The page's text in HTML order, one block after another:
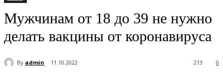
Мужчинам от 18 до 39 не нужно
делать вакцины от коронавируса
By admin 11.10.2022 0
213